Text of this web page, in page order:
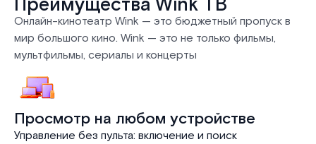
Преимущества Wink ТВ
Онлайн-кинотеатр Wink — это бюджетный пропуск в
мир большого кино. Wink — это не только фильмы,
мультфильмы, сериалы и концерты
Просмотр на любом устройстве
Управление без пульта: включение и поиск